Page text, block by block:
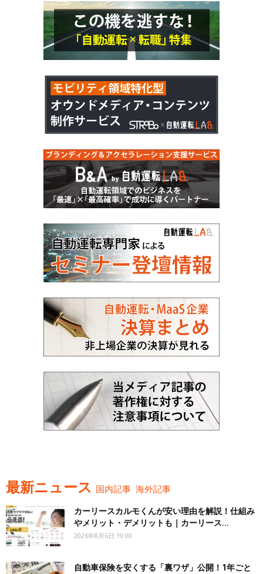
最新ニュース 国内記事 海外記事
カーリースカルモくんが安い理由を解説！仕組み
やメリット・デメリットも｜カーリース...
2026年8月6日 19:00
自動車保険を安くする「裏ワザ」公開！1年ごと